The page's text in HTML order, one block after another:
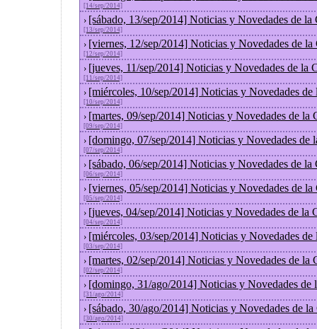
[14/sep/2014]
› [sábado, 13/sep/2014] Noticias y Novedades de la
[13/sep/2014]
› [viernes, 12/sep/2014] Noticias y Novedades de la
[12/sep/2014]
› [jueves, 11/sep/2014] Noticias y Novedades de la
[11/sep/2014]
› [miércoles, 10/sep/2014] Noticias y Novedades de
[10/sep/2014]
› [martes, 09/sep/2014] Noticias y Novedades de la
[09/sep/2014]
› [domingo, 07/sep/2014] Noticias y Novedades de
[07/sep/2014]
› [sábado, 06/sep/2014] Noticias y Novedades de la
[06/sep/2014]
› [viernes, 05/sep/2014] Noticias y Novedades de la
[05/sep/2014]
› [jueves, 04/sep/2014] Noticias y Novedades de la
[04/sep/2014]
› [miércoles, 03/sep/2014] Noticias y Novedades de
[03/sep/2014]
› [martes, 02/sep/2014] Noticias y Novedades de la
[02/sep/2014]
› [domingo, 31/ago/2014] Noticias y Novedades de
[31/ago/2014]
› [sábado, 30/ago/2014] Noticias y Novedades de
[30/ago/2014]